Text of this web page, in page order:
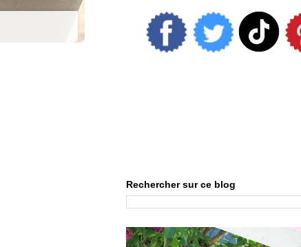
Rechercher sur ce blog